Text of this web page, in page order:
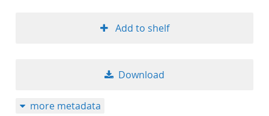
Add to shelf
Download
more metadata